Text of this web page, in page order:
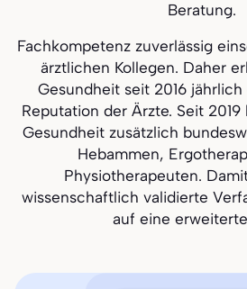
Beratung.
Fachkompetenz zuverlässig
ärztlichen Kollegen. Daher
Gesundheit seit 2016
Reputation der Ärzte. Seit
Gesundheit zusätzlich
Hebammen,
Physiotherapeuten.
wissenschaftlich validierte
auf eine